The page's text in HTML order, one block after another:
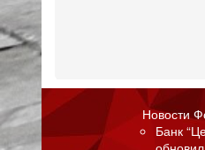
Новости
Банк